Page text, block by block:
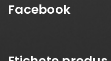
Facebook